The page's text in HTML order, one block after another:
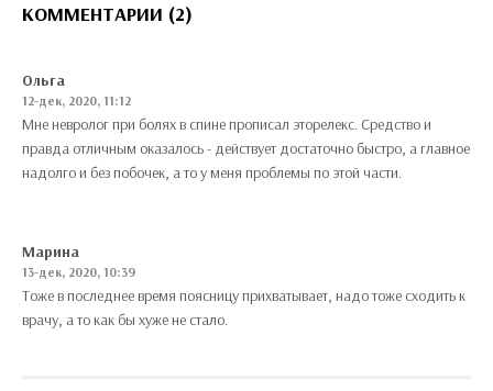
КОММЕНТАРИИ (2)
Ольга
12-дек, 2020, 11:12
Мне невролог при болях в спине прописал эторелекс. Средство и
правда отличным оказалось - действует достаточно быстро, а главное
надолго и без побочек, а то у меня проблемы по этой части.
Марина
13-дек, 2020, 10:39
Тоже в последнее время поясницу прихватывает, надо тоже сходить к
врачу, а то как бы хуже не стало.